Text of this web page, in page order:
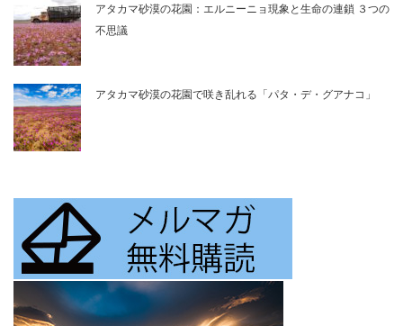
アタカマ砂漠の花園：エルニーニョ現象と生命の連鎖 ３つの
不思議
アタカマ砂漠の花園で咲き乱れる「パタ・デ・グアナコ」